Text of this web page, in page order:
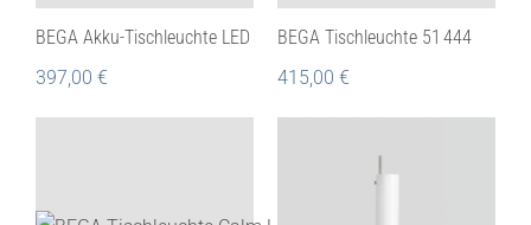
BEGA Akku-Tischleuchte LED
397,00 €
BEGA Tischleuchte 51 444
415,00 €